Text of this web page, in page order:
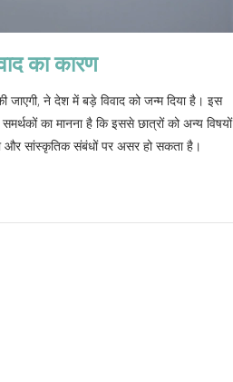
का कारण
जाएगी, ने देश में बड़े विवाद को जन्म दिया है। इस
का मानना है कि इससे छात्रों को अन्य विषयों
और सांस्कृतिक संबंधों पर असर हो सकता है।